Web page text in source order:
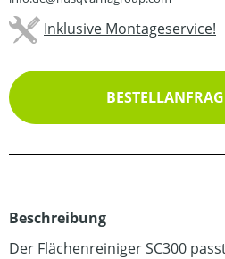
Inklusive Montageservice!
Beschreibung
Der Flächenreiniger SC300